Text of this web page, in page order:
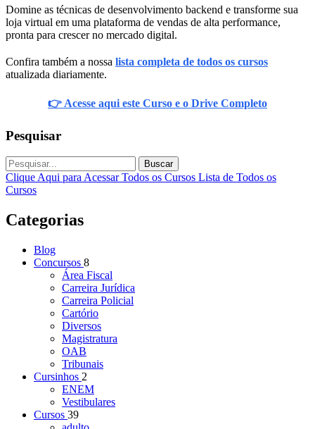
Domine as técnicas de desenvolvimento backend e transforme sua
loja virtual em uma plataforma de vendas de alta performance,
pronta para crescer no mercado digital.
Confira também a nossa lista completa de todos os cursos
atualizada diariamente.
👉 Acesse aqui este Curso e o Drive Completo
Pesquisar
Buscar
Clique Aqui para Acessar Todos os Cursos Lista de Todos os
Cursos
Categorias
Blog
Concursos 8
Área Fiscal
Carreira Jurídica
Carreira Policial
Cartório
Diversos
Magistratura
OAB
Tribunais
Cursinhos 2
ENEM
Vestibulares
Cursos 39